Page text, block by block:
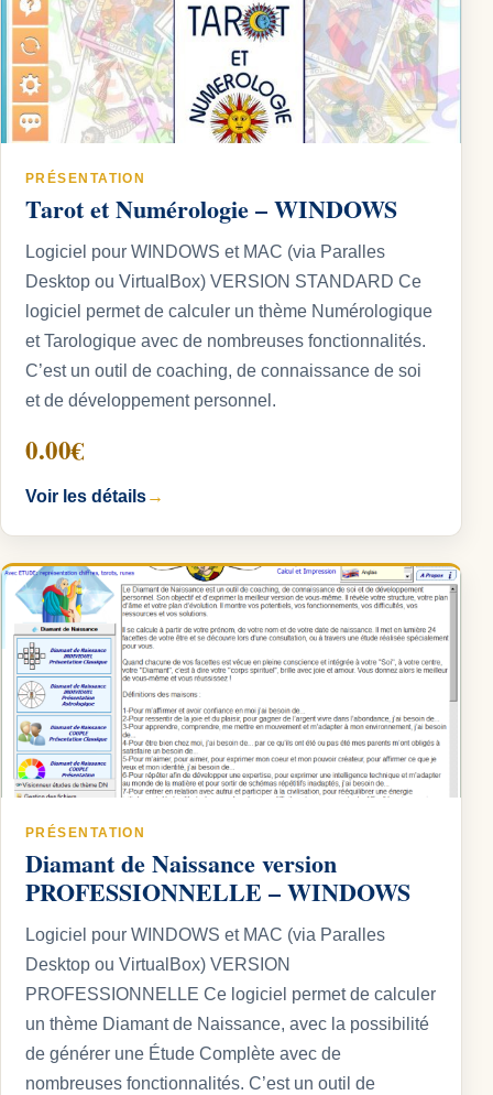
PRÉSENTATION
Tarot et Numérologie – WINDOWS
Logiciel pour WINDOWS et MAC (via Paralles
Desktop ou VirtualBox) VERSION STANDARD Ce
logiciel permet de calculer un thème Numérologique
et Tarologique avec de nombreuses fonctionnalités.
C’est un outil de coaching, de connaissance de soi
et de développement personnel.
0.00€
Voir les détails→
PRÉSENTATION
Diamant de Naissance version
PROFESSIONNELLE – WINDOWS
Logiciel pour WINDOWS et MAC (via Paralles
Desktop ou VirtualBox) VERSION
PROFESSIONNELLE Ce logiciel permet de calculer
un thème Diamant de Naissance, avec la possibilité
de générer une Étude Complète avec de
nombreuses fonctionnalités. C’est un outil de